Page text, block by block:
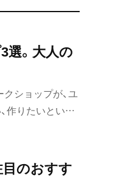
選。大人の
クショップが、ユ
作りたいという
目のおすす